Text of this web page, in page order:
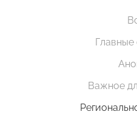
Важное